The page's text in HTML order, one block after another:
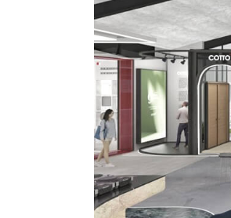
ใน
งาน “Reimagine
Living
Refinement”